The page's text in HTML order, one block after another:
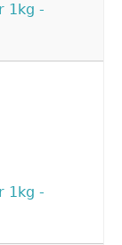
1kg -
1kg -